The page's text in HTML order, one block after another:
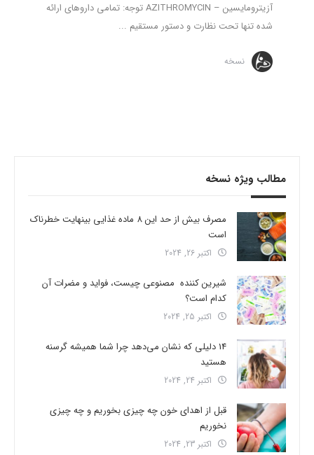
آزیترومایسین – AZITHROMYCIN توجه: تمامی داروهای ارائه
شده تنها تحت نظارت و دستور مستقیم ...
نسخه
مطالب ویژه نسخه
مصرف بیش از حد این 8 ماده غذایی بینهایت خطرناک
است
اکتبر 26, 2024
شیرین کننده مصنوعی چیست، فواید و مضرات آن
کدام است؟
اکتبر 25, 2024
14 دلیلی که نشان می‌دهد چرا شما همیشه گرسنه
هستید
اکتبر 24, 2024
قبل از اهدای خون چه چیزی بخوریم و چه چیزی
نخوریم
اکتبر 23, 2024